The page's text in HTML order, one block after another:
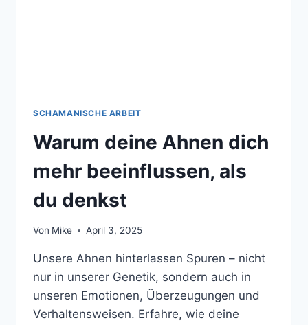
SCHAMANISCHE ARBEIT
Warum deine Ahnen dich
mehr beeinflussen, als
du denkst
Von Mike April 3, 2025
Unsere Ahnen hinterlassen Spuren – nicht
nur in unserer Genetik, sondern auch in
unseren Emotionen, Überzeugungen und
Verhaltensweisen. Erfahre, wie deine